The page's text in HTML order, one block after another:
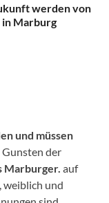
werden von
in Marburg
und müssen
Gunsten der
Marburger. auf
weiblich und